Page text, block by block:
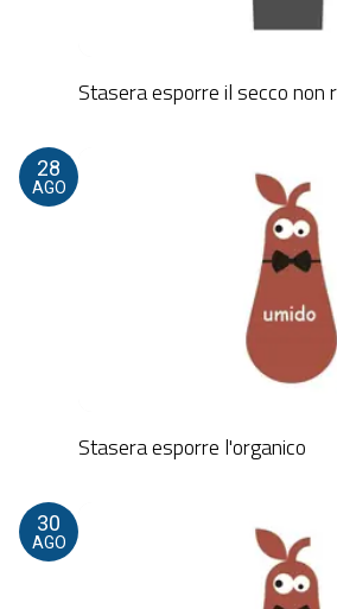
Stasera esporre il secco non
28
AGO
Stasera esporre l'organico
30
AGO